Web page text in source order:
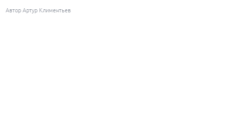
Автор Артур Климентьев